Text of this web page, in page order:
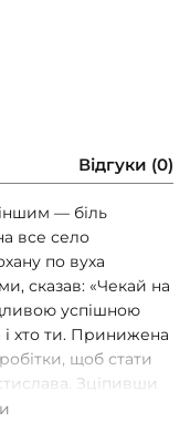
Відгуки (0)
— біль
все село
по вуха
сказав: «Чекай на
успішною
хто ти. Принижена
щоб стати
Зціпивши
стає моделлю та